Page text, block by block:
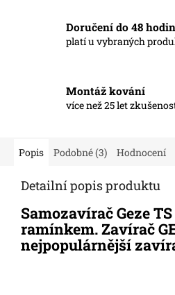
Doručení do 48 hodin
platí u vybraných
Montáž kování
více než 25 let
Popis Podobné (3) Hodnocení
Detailní popis produktu
Samozavírač Geze
ramínkem. Zavírač
nejpopulárnější